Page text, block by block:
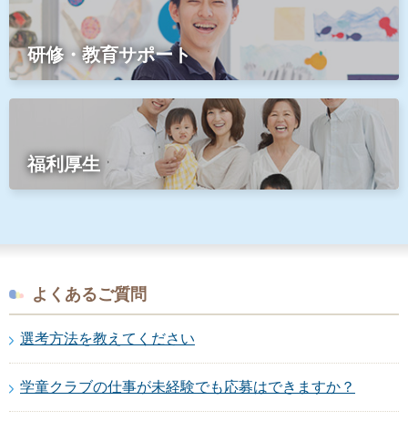
研修・教育サポート
福利厚生
よくあるご質問
選考方法を教えてください
学童クラブの仕事が未経験でも応募はできますか？